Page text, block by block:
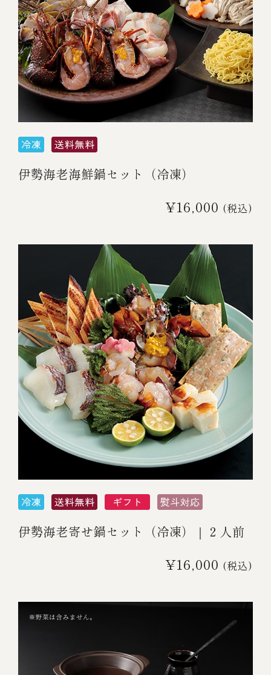
伊勢海老海鮮鍋セット（冷凍）
¥16,000 (税込)
伊勢海老寄せ鍋セット（冷凍）｜２人前
¥16,000 (税込)